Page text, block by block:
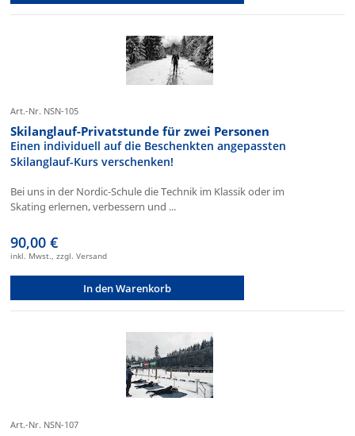
Art.-Nr. NSN-105
Skilanglauf-Privatstunde für zwei Personen
Einen individuell auf die Beschenkten angepassten
Skilanglauf-Kurs verschenken!
Bei uns in der Nordic-Schule die Technik im Klassik oder im
Skating erlernen, verbessern und ...
90,00 €
inkl. Mwst., zzgl. Versand
In den Warenkorb
Art.-Nr. NSN-107